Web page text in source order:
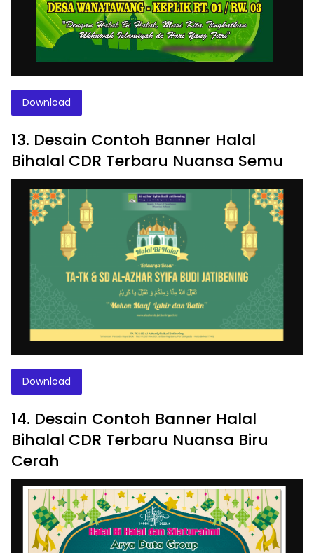
Download
13. Desain Contoh Banner Halal
Bihalal CDR Terbaru Nuansa Semu
Download
14. Desain Contoh Banner Halal
Bihalal CDR Terbaru Nuansa Biru
Cerah